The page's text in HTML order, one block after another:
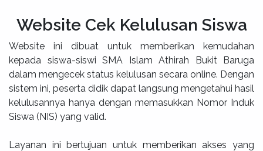
Website Cek Kelulusan Siswa
Website ini dibuat untuk memberikan kemudahan
kepada siswa-siswi SMA Islam Athirah Bukit Baruga
dalam mengecek status kelulusan secara online. Dengan
sistem ini, peserta didik dapat langsung mengetahui hasil
kelulusannya hanya dengan memasukkan Nomor Induk
Siswa (NIS) yang valid.
Layanan ini bertujuan untuk memberikan akses yang